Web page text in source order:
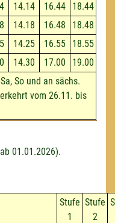
14.14 16.44
18.44
14.18 16.48
18.48
14.25 16.55
18.55
14.30 17.00
19.00
So und an sächs.
vom 26.11. bis
01.01.2026).
Stufe
1
Stufe
2